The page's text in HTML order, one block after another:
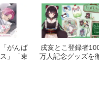
がんば
」「束
イバー
戌亥とこ登録者100
万人記念グッズを徹